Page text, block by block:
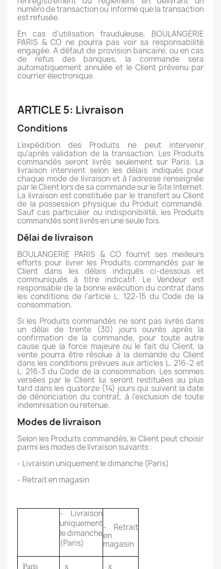
numéro de transaction ou informe que la transaction
est refusée.
En cas d'utilisation frauduleuse, BOULANGERIE
PARIS & CO ne pourra pas voir sa responsabilité
engagée. A défaut de provision bancaire, ou en cas
de refus des banques, la commande sera
automatiquement annulée et le Client prévenu par
courrier électronique.
ARTICLE 5: Livraison
Conditions
L’expédition des Produits ne peut intervenir
qu’après validation de la transaction. Les Produits
commandés seront livrés seulement sur Paris. La
livraison intervient selon les délais indiqués pour
chaque mode de livraison et à l’adresse renseignée
par le Client lors de sa commande sur le Site Internet.
La livraison est constituée par le transfert au Client
de la possession physique du Produit commandé.
Sauf cas particulier ou indisponibilité, les Produits
commandés sont livrés en une seule fois.
Délai de livraison
BOULANGERIE PARIS & CO fournit ses meilleurs
efforts pour livrer les Produits commandés par le
Client dans les délais indiqués ci-dessous et
communiqués à titre indicatif. Le Vendeur est
responsable de la bonne exécution du contrat dans
les conditions de l’article L. 122-15 du Code de la
consommation.
Si les Produits commandés ne sont pas livrés dans
un délai de trente (30) jours ouvrés après la
confirmation de la commande, pour toute autre
cause que la force majeure ou le fait du Client, la
vente pourra être résolue à la demande du Client
dans les conditions prévues aux articles L. 216-2 et
L. 216-3 du Code de la consommation. Les sommes
versées par le Client lui seront restituées au plus
tard dans les quatorze (14) jours qui suivent la date
de dénonciation du contrat, à l’exclusion de toute
indemnisation ou retenue.
Modes de livraison
Selon les Produits commandés, le Client peut choisir
parmi les modes de livraison suivants :
- Livraison uniquement le dimanche (Paris)
- Retrait en magasin
- Livraison
uniquement
le dimanche
(Paris)
- Retrait
en
magasin
Paris x x